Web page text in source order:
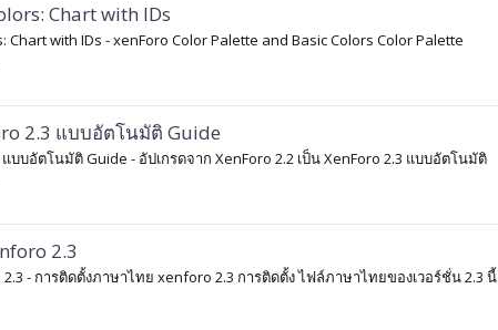
Chart with IDs
with IDs - xenForo Color Palette and Basic Colors Color Palette
2.3 แบบอัตโนมัติ Guide
บบอัตโนมัติ Guide - อัปเกรดจาก XenForo 2.2 เป็น XenForo 2.3 แบบอัตโนมัติ
2.3
- การติดตั้งภาษาไทย xenforo 2.3 การติดตั้ง ไฟล์ภาษาไทยของเวอร์ชั่น 2.3 นี้